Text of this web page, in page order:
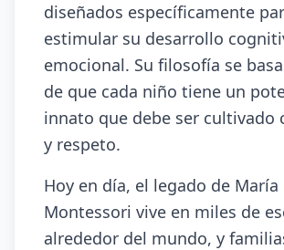
diseñados específicamente
estimular su desarrollo
emocional. Su filosofía se
de que cada niño tiene un
innato que debe ser cultivado
y respeto.
Hoy en día, el legado de María
Montessori vive en miles de
alrededor del mundo, y